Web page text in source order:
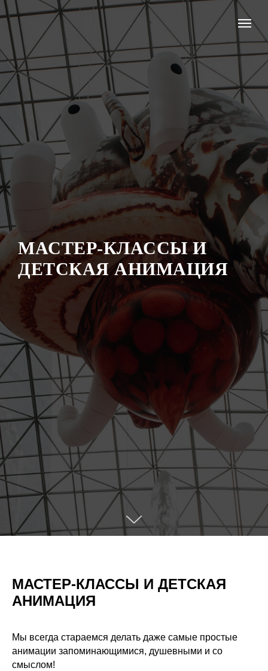
МАСТЕР-КЛАССЫ И
ДЕТСКАЯ АНИМАЦИЯ
МАСТЕР-КЛАССЫ И ДЕТСКАЯ
АНИМАЦИЯ
Мы всегда стараемся делать даже самые простые
анимации запоминающимися, душевными и со
смыслом!